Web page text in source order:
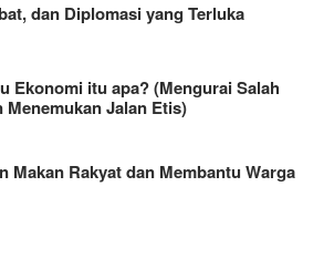
dan Diplomasi yang Terluka
Ekonomi itu apa? (Mengurai Salah
Menemukan Jalan Etis)
Makan Rakyat dan Membantu Warga